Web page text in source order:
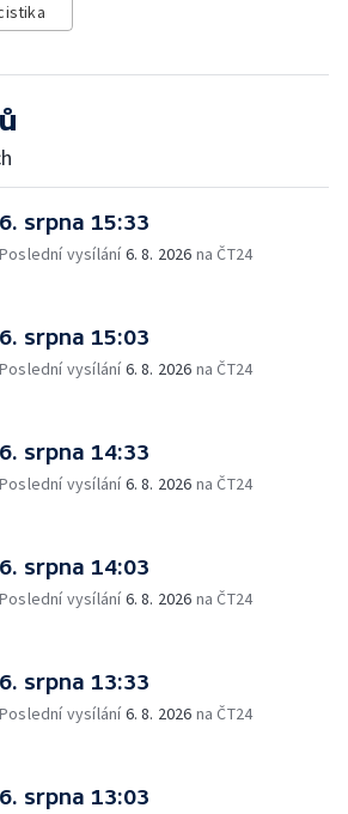
6. srpna 15:33
Poslední vysílání6. 8. 2026 na ČT24
6. srpna 15:03
Poslední vysílání6. 8. 2026 na ČT24
6. srpna 14:33
Poslední vysílání6. 8. 2026 na ČT24
6. srpna 14:03
Poslední vysílání6. 8. 2026 na ČT24
6. srpna 13:33
Poslední vysílání6. 8. 2026 na ČT24
6. srpna 13:03